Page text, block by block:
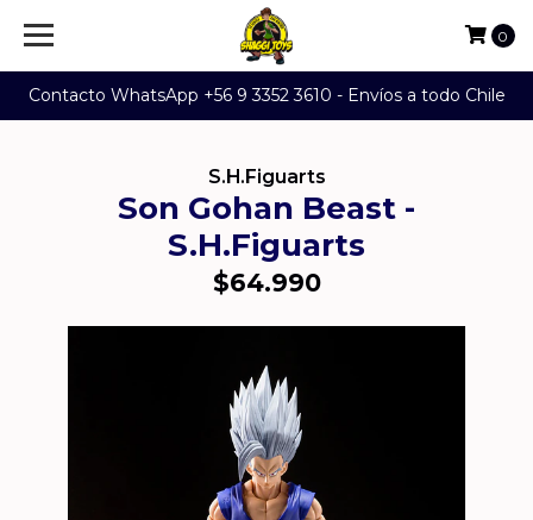
Contacto WhatsApp +56 9 3352 3610 - Envíos a todo Chile
0
S.H.Figuarts
Son Gohan Beast -
S.H.Figuarts
$64.990